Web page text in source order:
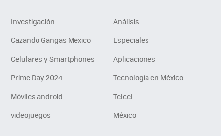
Investigación
Análisis
Cazando Gangas Mexico
Especiales
Celulares y Smartphones
Aplicaciones
Prime Day 2024
Tecnología en México
Móviles android
Telcel
videojuegos
México